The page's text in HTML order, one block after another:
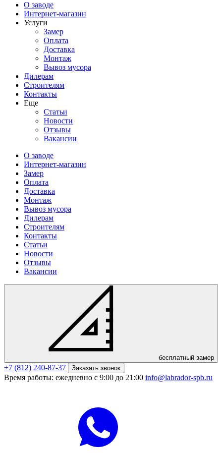
О заводе
Интернет-магазин
Услуги
Замер
Оплата
Доставка
Монтаж
Вывоз мусора
Дилерам
Строителям
Контакты
Еще
Статьи
Новости
Отзывы
Вакансии
О заводе
Интернет-магазин
Замер
Оплата
Доставка
Монтаж
Вывоз мусора
Дилерам
Строителям
Контакты
Статьи
Новости
Отзывы
Вакансии
бесплатный замер
+7 (812) 240-87-37 Заказать звонок
Время работы: ежедневно с 9:00 до 21:00 info@labrador-spb.ru